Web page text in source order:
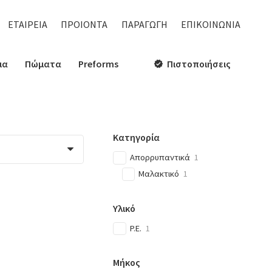
ΕΤΑΙΡΕΙΑ ΠΡΟΙΟΝΤΑ ΠΑΡΑΓΩΓΗ ΕΠΙΚΟΙΝΩΝΙΑ
Πώματα Preforms verified Πιστοποιήσεις
Κατηγορία
Απορρυπαντικά 1
Μαλακτικό 1
Υλικό
P.E. 1
Μήκος